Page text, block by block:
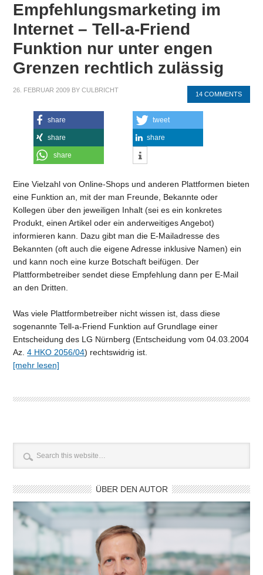
Empfehlungsmarketing im
Internet – Tell-a-Friend
Funktion nur unter engen
Grenzen rechtlich zulässig
26. FEBRUAR 2009 BYCULBRICHT
14 COMMENTS
share tweet
share share
share
Eine Vielzahl von Online-Shops und anderen Plattformen bieten
eine Funktion an, mit der man Freunde, Bekannte oder
Kollegen über den jeweiligen Inhalt (sei es ein konkretes
Produkt, einen Artikel oder ein anderweitiges Angebot)
informieren kann. Dazu gibt man die E-Mailadresse des
Bekannten (oft auch die eigene Adresse inklusive Namen) ein
und kann noch eine kurze Botschaft beifügen. Der
Plattformbetreiber sendet diese Empfehlung dann per E-Mail
an den Dritten.
Was viele Plattformbetreiber nicht wissen ist, dass diese
sogenannte Tell-a-Friend Funktion auf Grundlage einer
Entscheidung des LG Nürnberg (Entscheidung vom 04.03.2004
Az.4 HKO 2056/04) rechtswidrig ist.
[mehr lesen]
ÜBER DEN AUTOR